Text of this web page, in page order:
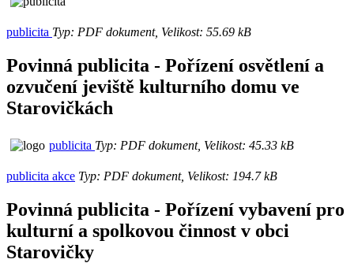
publicita Typ: PDF dokument, Velikost: 55.69 kB
Povinná publicita - Pořízení osvětlení a
ozvučení jeviště kulturního domu ve
Starovičkách
publicita Typ: PDF dokument, Velikost: 45.33 kB
publicita akce Typ: PDF dokument, Velikost: 194.7 kB
Povinná publicita - Pořízení vybavení pro
kulturní a spolkovou činnost v obci
Starovičky